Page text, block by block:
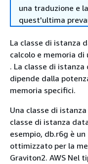
una traduzione e
quest'ultima
La classe di istanza
calcolo e memoria
. La classe di
dipende dalla
memoria specifici.
Una classe di
classe di istanza
esempio, db.r6g è
ottimizzato per la
Graviton2. AWS Nel